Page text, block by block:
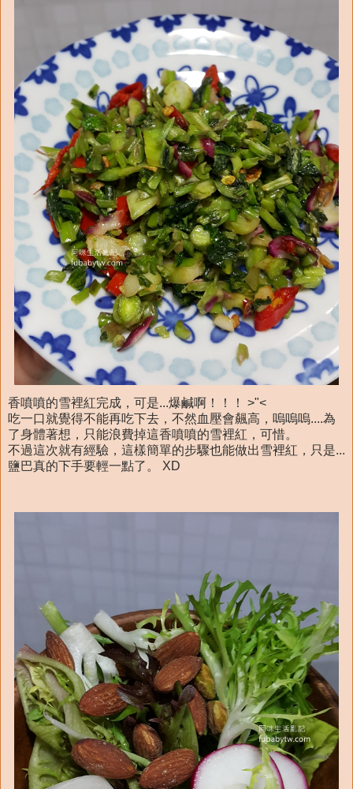
香噴噴的雪裡紅完成，可是...爆鹹啊！！！ >"<
吃一口就覺得不能再吃下去，不然血壓會飆高，嗚嗚嗚....為
了身體著想，只能浪費掉這香噴噴的雪裡紅，可惜。
不過這次就有經驗，這樣簡單的步驟也能做出雪裡紅，只是...
鹽巴真的下手要輕一點了。 XD